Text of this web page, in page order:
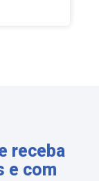
receba
e com